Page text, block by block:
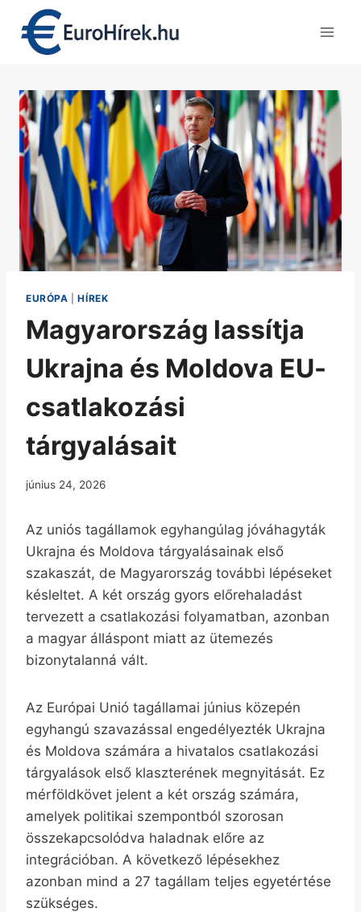
content
EURÓPA |HÍREK
Magyarország lassítja
Ukrajna és Moldova EU-
csatlakozási
tárgyalásait
június 24, 2026
Az uniós tagállamok egyhangúlag jóváhagyták
Ukrajna és Moldova tárgyalásainak első
szakaszát, de Magyarország további lépéseket
késleltet. A két ország gyors előrehaladást
tervezett a csatlakozási folyamatban, azonban
a magyar álláspont miatt az ütemezés
bizonytalanná vált.
Az Európai Unió tagállamai június közepén
egyhangú szavazással engedélyezték Ukrajna
és Moldova számára a hivatalos csatlakozási
tárgyalások első klaszterének megnyitását. Ez
mérföldkövet jelent a két ország számára,
amelyek politikai szempontból szorosan
összekapcsolódva haladnak előre az
integrációban. A következő lépésekhez
azonban mind a 27 tagállam teljes egyetértése
szükséges.